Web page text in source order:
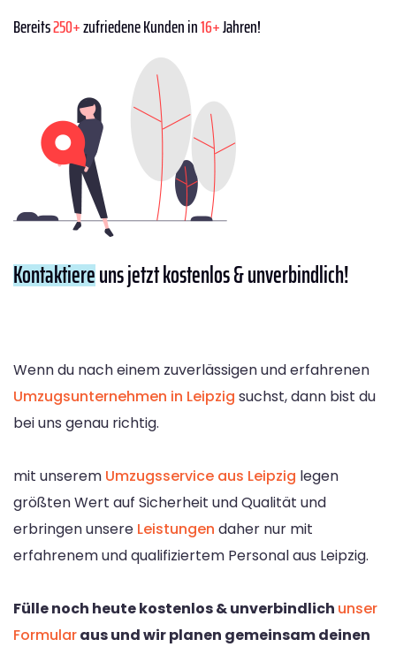
Bereits250+zufriedene Kunden in16+Jahren!
Kontaktiereuns jetzt kostenlos & unverbindlich!
Wenn du nach einem zuverlässigen und erfahrenen
Umzugsunternehmen in Leipzig suchst, dann bist du
bei uns genau richtig.
mit unserem Umzugsservice aus Leipzig legen
größten Wert auf Sicherheit und Qualität und
erbringen unsere Leistungen daher nur mit
erfahrenem und qualifiziertem Personal aus Leipzig.
Fülle noch heute kostenlos & unverbindlich unser
Formularaus und wir planen gemeinsam deinen